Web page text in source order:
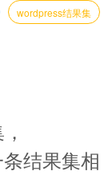
wordpress结果集
结果集相